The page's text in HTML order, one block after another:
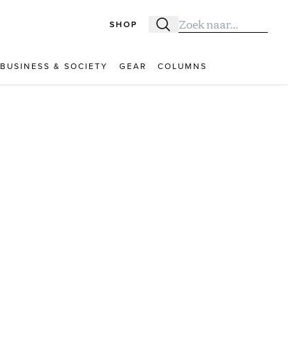
SHOP Zoeken
Zoek naar:
BUSINESS & SOCIETY GEAR COLUMNS